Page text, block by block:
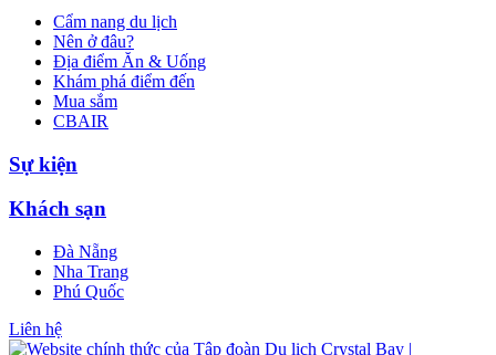
Cẩm nang du lịch
Nên ở đâu?
Địa điểm Ăn & Uống
Khám phá điểm đến
Mua sắm
CBAIR
Sự kiện
Khách sạn
Đà Nẵng
Nha Trang
Phú Quốc
Liên hệ